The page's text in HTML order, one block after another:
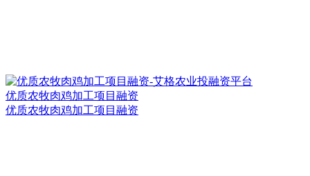
优质农牧肉鸡加工项目融资
优质农牧肉鸡加工项目融资